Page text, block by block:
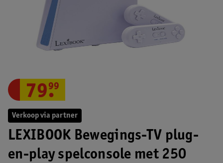
Verkoop via partner
LEXIBOOK Bewegings-TV plug-
en-play spelconsole met 250
79.
99